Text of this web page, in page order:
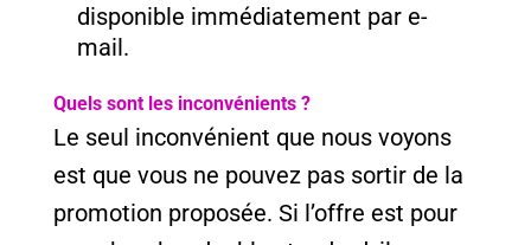
disponible immédiatement par e-
mail.
Quels sont les inconvénients ?
Le seul inconvénient que nous voyons
est que vous ne pouvez pas sortir de la
promotion proposée. Si l’offre est pour